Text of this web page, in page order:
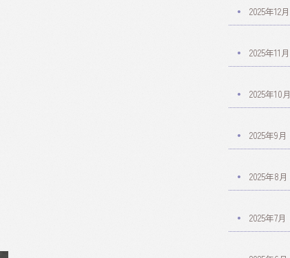
2025年12月
2025年11月
2025年10月
2025年9月
2025年8月
2025年7月